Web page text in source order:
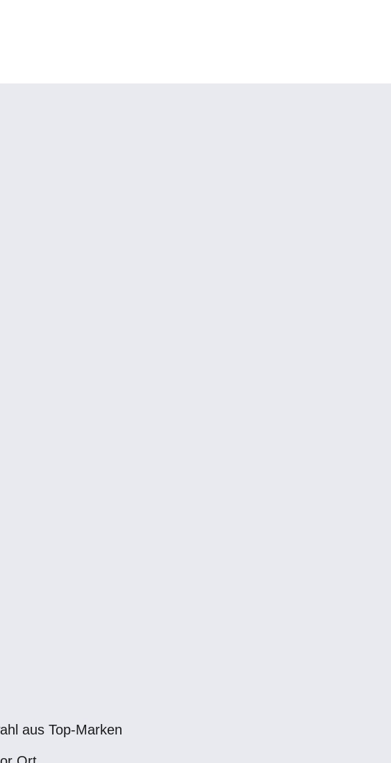
aus Top-Marken